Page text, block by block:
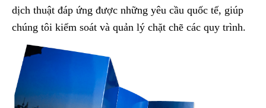
dịch thuật đáp ứng được những yêu cầu quốc tế, giúp
chúng tôi kiểm soát và quản lý chặt chẽ các quy trình.